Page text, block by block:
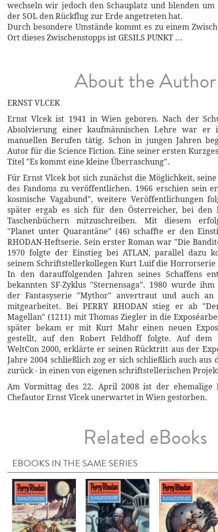
wechseln wir jedoch den Schauplatz und blenden
der SOL den Rückflug zur Erde angetreten hat.
Durch besondere Umstände kommt es zu einem
Ort dieses Zwischenstopps ist GESILS PUNKT ...
About the Author
ERNST VLCEK
Ernst Vlcek ist 1941 in Wien geboren. Nach der
Absolvierung einer kaufmännischen Lehre war er
manuellen Berufen tätig. Schon in jungen Jahren
Autor für die Science Fiction. Eine seiner ersten
Titel "Es kommt eine kleine Überraschung".
Für Ernst Vlcek bot sich zunächst die Möglichkeit,
des Fandoms zu veröffentlichen. 1966 erschien sein
kosmische Vagabund", weitere Veröffentlichungen
später ergab es sich für den Österreicher, bei den
Taschenbüchern mitzuschreiben. Mit diesem
"Planet unter Quarantäne" (46) schaffte er den
RHODAN-Heftserie. Sein erster Roman war "Die
1970 folgte der Einstieg bei ATLAN, parallel dazu
seinem Schriftstellerkollegen Kurt Luif die
In den darauffolgenden Jahren seines Schaffens
bekannten SF-Zyklus "Sternensaga". 1980 wurde
der Fantasyserie "Mythor" anvertraut und auch
mitgearbeitet. Bei PERRY RHODAN stieg er ab
Magellan" (1211) mit Thomas Ziegler in die
später bekam er mit Kurt Mahr einen neuen
gestellt, auf den Robert Feldhoff folgte. Auf dem
WeltCon 2000, erklärte er seinen Rücktritt aus der
Jahre 2004 schließlich zog er sich schließlich auch aus
zurück - in einen von eigenen schriftstellerischen
Am Vormittag des 22. April 2008 ist der ehemalige
Chefautor Ernst Vlcek unerwartet in Wien gestorben.
Related eBooks
EBOOKS IN THE SAME SERIES